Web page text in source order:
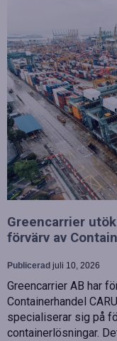
Greencarrier
förvärv av
Publicerad juli 10, 2026
Greencarrier AB har
Containerhandel
specialiserar sig på
containerlösningar.